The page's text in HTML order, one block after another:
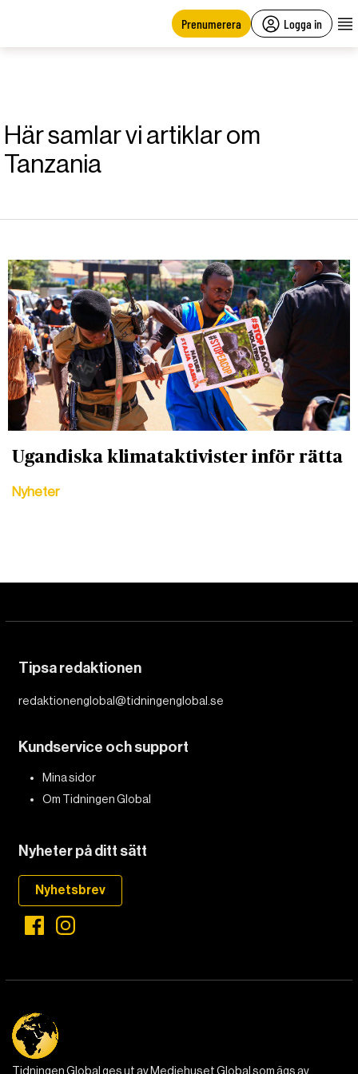
Prenumerera Logga in
Här samlar vi artiklar om
Tanzania
Ugandiska klimataktivister inför rätta
Nyheter
Tipsa redaktionen
redaktionenglobal@tidningenglobal.se
Kundservice och support
Mina sidor
Om Tidningen Global
Nyheter på ditt sätt
Nyhetsbrev
Tidningen Global ges ut av Mediehuset Global som ägs av